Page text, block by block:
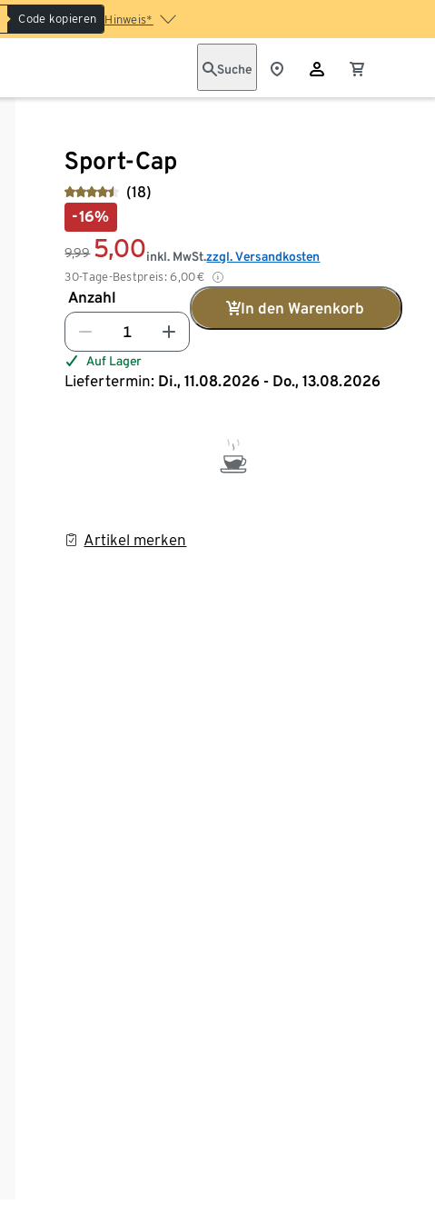
Code kopieren Hinweis*
Suche
Sport-Cap
(18)
-16%
9,99 5,00
30-Tage-Bestpreis: 6,00€
inkl. MwSt.zzgl. Versandkosten
Anzahl
In den Warenkorb
Auf Lager
Liefertermin: Di., 11.08.2026 - Do., 13.08.2026
Artikel merken